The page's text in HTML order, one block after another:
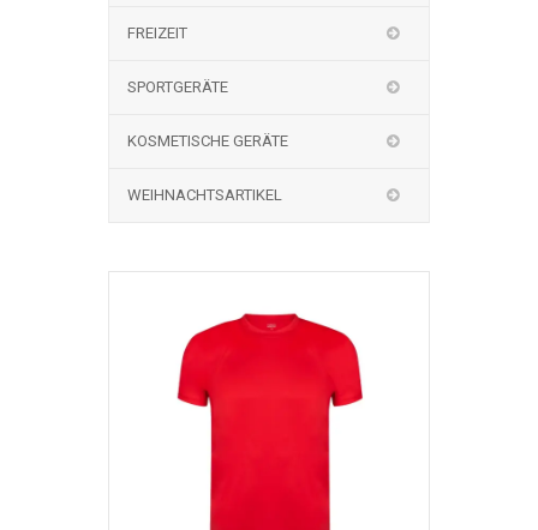
FREIZEIT
SPORTGERÄTE
KOSMETISCHE GERÄTE
WEIHNACHTSARTIKEL